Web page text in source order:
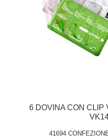
6 DOVINA CON CLIP
41694